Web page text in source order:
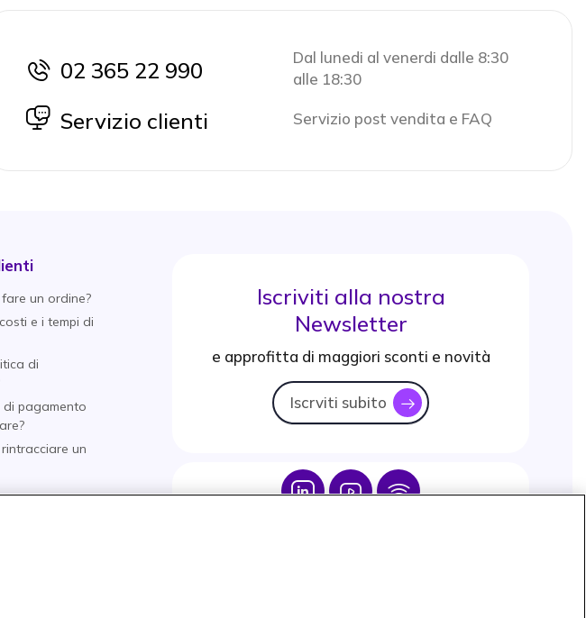
icon
02 365 22 990
Dal lunedi al venerdi dalle 8:30
alle 18:30
icon
Servizio clienti Servizio post vendita e FAQ
un ordine?
e i tempi di
di
di pagamento
un
Iscriviti alla nostra
Newsletter
e approfitta di maggiori sconti e novità
Iscrviti subito icon
Icon IconIcon